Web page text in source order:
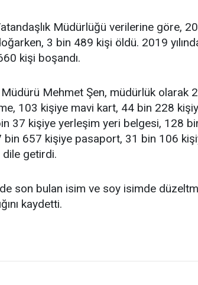
Müdürlüğü verilerine göre,
3 bin 489 kişi öldü. 2019
kişi boşandı.
Mehmet Şen, müdürlük olarak
103 kişiye mavi kart, 44 bin 228
37 kişiye yerleşim yeri belgesi, 128
bin 657 kişiye pasaport, 31 bin 106
dile getirdi.
son bulan isim ve soy isimde
kaydetti.